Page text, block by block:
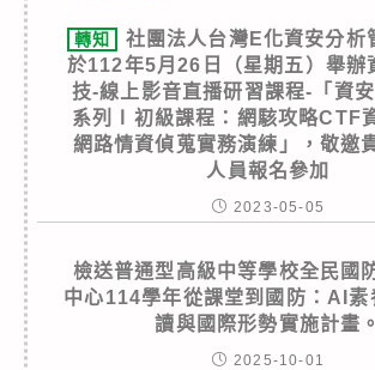
轉知
社團法人台灣E化資安分析
於112年5月26日（星期五）舉辦
技-線上影音直播研習課程-「資
系列Ⅰ初級課程：網駭攻略CTF
網路情資偵蒐實務演練」，敬邀
人員報名參加
2023-05-05
檢送普通型高級中等學校全民國
中心114學年從課堂到國防：AI素
讀與國際形勢實施計畫。
2025-10-01